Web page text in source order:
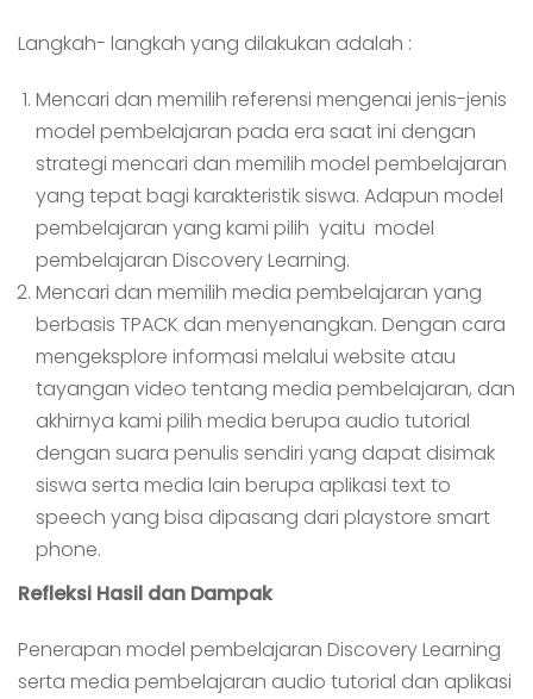
Langkah- langkah yang dilakukan adalah :
Mencari dan memilih referensi mengenai jenis-jenis
model pembelajaran pada era saat ini dengan
strategi mencari dan memilih model pembelajaran
yang tepat bagi karakteristik siswa. Adapun model
pembelajaran yang kami pilih yaitu model
pembelajaran Discovery Learning.
Mencari dan memilih media pembelajaran yang
berbasis TPACK dan menyenangkan. Dengan cara
mengeksplore informasi melalui website atau
tayangan video tentang media pembelajaran, dan
akhirnya kami pilih media berupa audio tutorial
dengan suara penulis sendiri yang dapat disimak
siswa serta media lain berupa aplikasi text to
speech yang bisa dipasang dari playstore smart
phone.
Refleksi Hasil dan Dampak
Penerapan model pembelajaran Discovery Learning
serta media pembelajaran audio tutorial dan aplikasi